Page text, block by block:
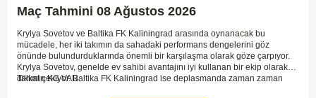
Maç Tahmini 08 Ağustos 2026
Krylya Sovetov ve Baltika FK Kaliningrad arasında oynanacak bu
mücadele, her iki takımın da sahadaki performans dengelerini göz
önünde bulundurduklarında önemli bir karşılaşma olarak göze çarpıyor.
Krylya Sovetov, genelde ev sahibi avantajını iyi kullanan bir ekip olarak
dikkat çekiyor. Baltika FK Kaliningrad ise deplasmanda zaman zaman
Tahmin KG VAR